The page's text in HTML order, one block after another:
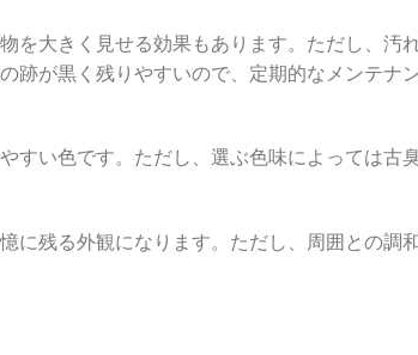
を大きく見せる効果もあります。ただし、汚
跡が黒く残りやすいので、定期的なメンテナ
すい色です。ただし、選ぶ色味によっては古
に残る外観になります。ただし、周囲との調